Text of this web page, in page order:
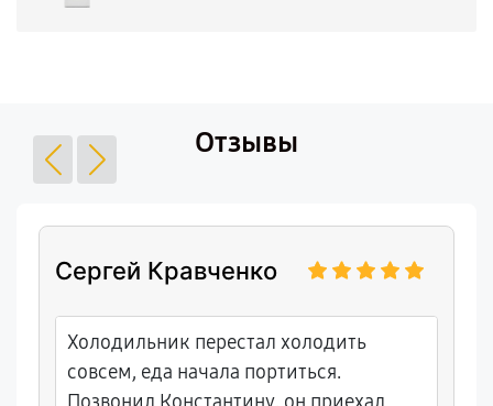
Отзывы
Сергей Кравченко
Холодильник перестал холодить
совсем, еда начала портиться.